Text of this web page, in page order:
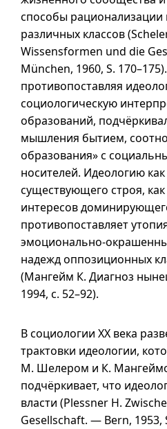
способы рационализации
различных классов
Wissensformen und die
München, 1960, S. 170–175
противопоставляя
социологическую
образований,
мышления бытием,
образования» с
носителей. Идеологию
существующего строя,
интересов
противопоставляет
эмоционально-
надежд оппозиционных
(Мангейм К. Диагноз
1994, с. 52–92).
В социологии XX века
трактовки идеологии,
М. Шелером и К.
подчёркивает, что
власти (Plessner H.
Gesellschaft. — Bern, 1953,